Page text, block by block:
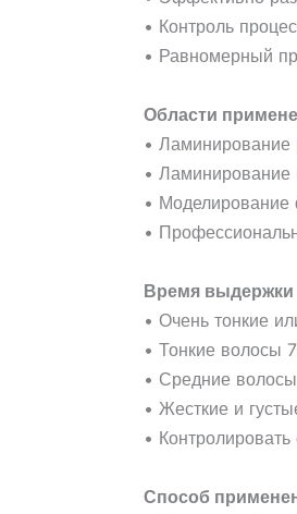
• Контроль
• Равномерный
Области
• Ламинирование
• Ламинирование
•
•
Время выдержки
• Очень тонкие
• Тонкие волосы
• Средние
• Жесткие и
•
Способ